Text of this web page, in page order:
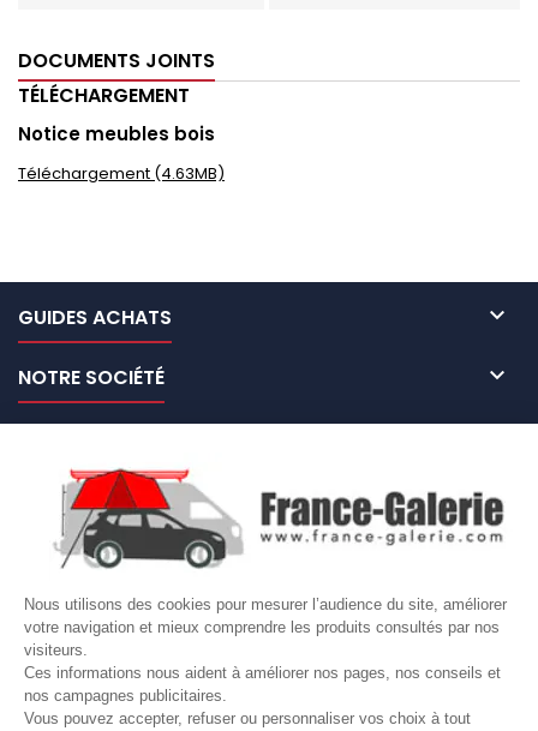
Nous utilisons des cookies pour mesurer l’audience du site, améliorer
votre navigation et mieux comprendre les produits consultés par nos
visiteurs.
Ces informations nous aident à améliorer nos pages, nos conseils et
nos campagnes publicitaires.
Vous pouvez accepter, refuser ou personnaliser vos choix à tout
DOCUMENTS JOINTS
TÉLÉCHARGEMENT
Notice meubles bois
Téléchargement (4.63MB)
GUIDES ACHATS 
NOTRE SOCIÉTÉ 
VOTRE COMPTE 
Site protégé par reCAPTCHA.
LETTRE D'INFORMATIONS